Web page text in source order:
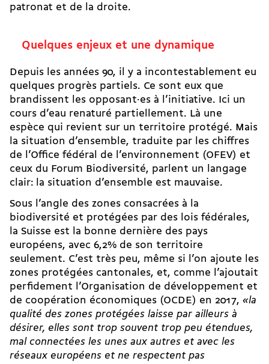
patronat et de la droite.
Quelques enjeux et une dynamique
Depuis les années 90, il y a incontestablement eu
quelques progrès partiels. Ce sont eux que
brandissent les opposant·es à l’initiative. Ici un
cours d’eau renaturé partiellement. Là une
espèce qui revient sur un territoire protégé. Mais
la situation d’ensemble, traduite par les chiffres
de l’Office fédéral de l’environnement (OFEV) et
ceux du Forum Biodiversité, parlent un langage
clair:
la situation d’ensemble est mauvaise.
Sous l’angle des zones consacrées à la
biodiversité et protégées par des lois fédérales,
la Suisse est la bonne dernière des pays
européens, avec 6,2% de son territoire
seulement. C’est très peu, même si l’on ajoute les
zones protégées cantonales, et, comme
l’ajoutait
perfidement l’Organisation de développement et
de coopération économiques (OCDE) en 2017, «la
qualité des zones protégées laisse par ailleurs à
désirer, elles sont trop souvent trop peu étendues,
mal connectées les unes aux autres et avec les
réseaux européens et ne respectent pas